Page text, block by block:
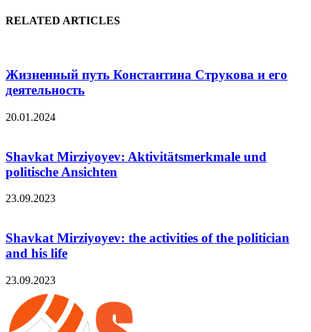
RELATED ARTICLES
Жизненный путь Константина Струкова и его
деятельность
20.01.2024
Shavkat Mirziyoyev: Aktivitätsmerkmale und
politische Ansichten
23.09.2023
Shavkat Mirziyoyev: the activities of the politician
and his life
23.09.2023